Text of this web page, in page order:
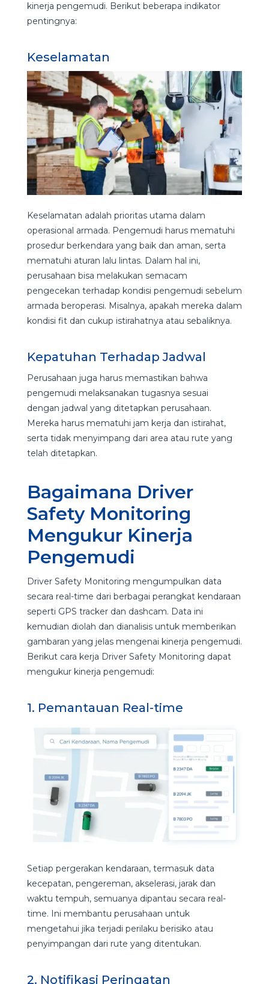
kinerja pengemudi. Berikut beberapa indikator
pentingnya:
Keselamatan
Keselamatan adalah prioritas utama dalam
operasional armada. Pengemudi harus mematuhi
prosedur berkendara yang baik dan aman, serta
mematuhi aturan lalu lintas. Dalam hal ini,
perusahaan bisa melakukan semacam
pengecekan terhadap kondisi pengemudi sebelum
armada beroperasi. Misalnya, apakah mereka dalam
kondisi fit dan cukup istirahatnya atau sebaliknya.
Kepatuhan Terhadap Jadwal
Perusahaan juga harus memastikan bahwa
pengemudi melaksanakan tugasnya sesuai
dengan jadwal yang ditetapkan perusahaan.
Mereka harus mematuhi jam kerja dan istirahat,
serta tidak menyimpang dari area atau rute yang
telah ditetapkan.
Bagaimana Driver
Safety Monitoring
Mengukur Kinerja
Pengemudi
Driver Safety Monitoring mengumpulkan data
secara real-time dari berbagai perangkat kendaraan
seperti GPS tracker dan dashcam. Data ini
kemudian diolah dan dianalisis untuk memberikan
gambaran yang jelas mengenai kinerja pengemudi.
Berikut cara kerja Driver Safety Monitoring dapat
mengukur kinerja pengemudi:
1. Pemantauan Real-time
Setiap pergerakan kendaraan, termasuk data
kecepatan, pengereman, akselerasi, jarak dan
waktu tempuh, semuanya dipantau secara real-
time. Ini membantu perusahaan untuk
mengetahui jika terjadi perilaku berisiko atau
penyimpangan dari rute yang ditentukan.
2. Notifikasi Peringatan